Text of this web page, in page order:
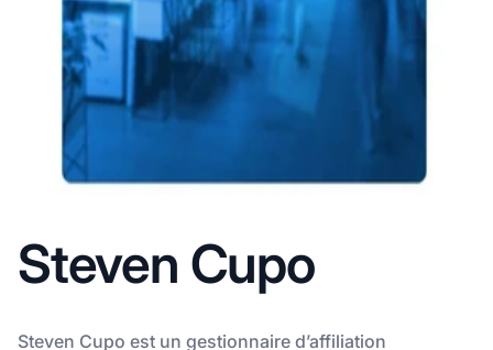
Steven Cupo
Steven Cupo est un gestionnaire d’affiliation